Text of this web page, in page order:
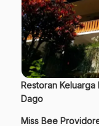
Restoran
Dago
Miss Bee